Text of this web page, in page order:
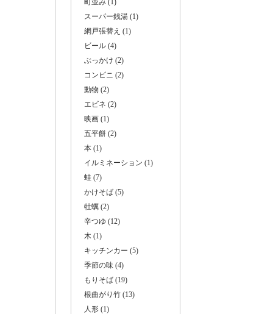
町並み (1)
スーパー銭湯 (1)
網戸張替え (1)
ビール (4)
ぶっかけ (2)
コンビニ (2)
動物 (2)
エビネ (2)
映画 (1)
五平餅 (2)
本 (1)
イルミネーション (1)
蛙 (7)
かけそば (5)
牡蠣 (2)
辛つゆ (12)
木 (1)
キッチンカー (5)
季節の味 (4)
もりそば (19)
根曲がり竹 (13)
人形 (1)